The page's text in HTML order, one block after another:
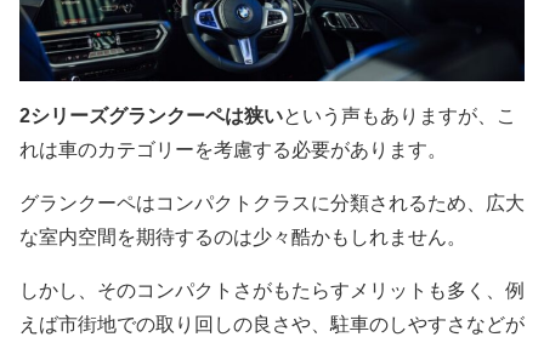
2シリーズグランクーペは狭いという声もありますが、こ
れは車のカテゴリーを考慮する必要があります。
グランクーペはコンパクトクラスに分類されるため、広大
な室内空間を期待するのは少々酷かもしれません。
しかし、そのコンパクトさがもたらすメリットも多く、例
えば市街地での取り回しの良さや、駐車のしやすさなどが